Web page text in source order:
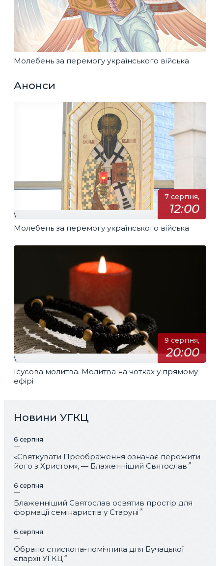
Молебень за перемогу українського війська
Анонси
7 серпня,
12:00
\
Молебень за перемогу українського війська
9 серпня,
20:00
\
Ісусова молитва. Молитва на чотках у прямому
ефірі
Новини УГКЦ
6 серпня
«Святкувати Преображення означає пережити
його з Христом», — Блаженніший Святослав
6 серпня
Блаженніший Святослав освятив простір для
формації семінаристів у Старуні
6 серпня
Обрано єпископа-помічника для Бучацької
єпархії УГКЦ